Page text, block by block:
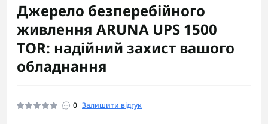
Джерело безперебійного
живлення ARUNA UPS 1500
TOR: надійний захист вашого
обладнання
0 Залишити відгук